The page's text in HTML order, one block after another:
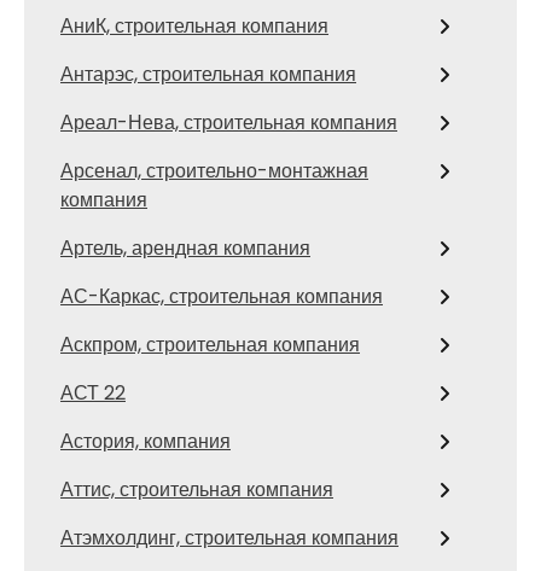
АниК, строительная компания
Антарэс, строительная компания
Ареал-Нева, строительная компания
Арсенал, строительно-монтажная
компания
Артель, арендная компания
АС-Каркас, строительная компания
Аскпром, строительная компания
АСТ 22
Астория, компания
Аттис, строительная компания
Атэмхолдинг, строительная компания